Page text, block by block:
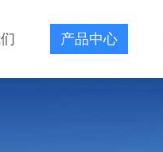
产品中心